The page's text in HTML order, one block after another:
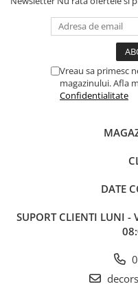
Vreau sa primesc
magazinului. Afla
Confidentialitate
DATE
SUPORT CLIENTI LUNI -